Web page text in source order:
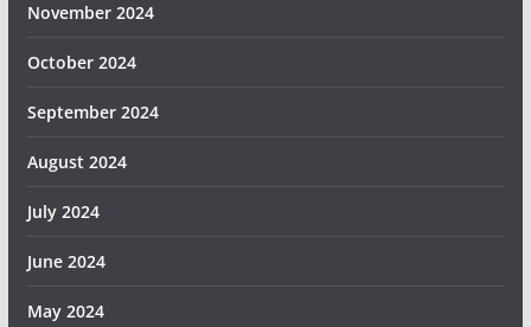
November 2024
October 2024
September 2024
August 2024
July 2024
June 2024
May 2024